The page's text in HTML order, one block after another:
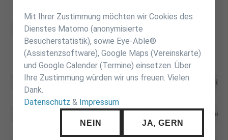
Tabelle
VfL Sindelfingen 2 JV
Name
Mit Ihrer Zustimmung möchten wir Cookies des
Dienstes Matomo (anonymisierte
Besucherstatistik), sowie Eye-Able®
(Assistenzsoftware), Google Maps (Vereinskarte)
und Google Calender (Termine) einsetzen. Über
Ihre Zustimmung würden wir uns freuen. Vielen
Dank.
Datenschutz & Impressum
NEIN JA, GERN